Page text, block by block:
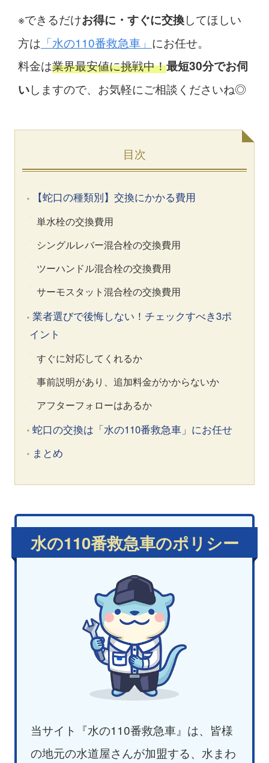
※できるだけお得に・すぐに交換してほしい
方は 「水の110番救急車」 にお任せ。
料金は業界最安値に挑戦中！最短30分でお伺
いしますので、お気軽にご相談くださいね◎
目次
【蛇口の種類別】交換にかかる費用
単水栓の交換費用
シングルレバー混合栓の交換費用
ツーハンドル混合栓の交換費用
サーモスタット混合栓の交換費用
業者選びで後悔しない！チェックすべき3ポ
イント
すぐに対応してくれるか
事前説明があり、追加料金がかからないか
アフターフォローはあるか
蛇口の交換は「水の110番救急車」にお任せ
まとめ
水の110番救急車のポリシー
当サイト『水の110番救急車』は、皆様
の地元の水道屋さんが加盟する、水まわ